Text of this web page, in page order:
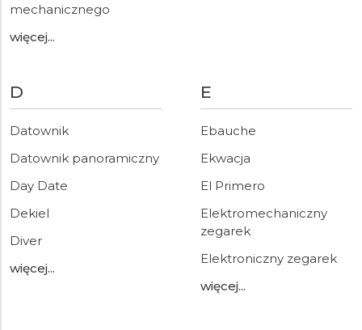
mechanicznego
więcej...
D
Datownik
Datownik panoramiczny
Day Date
Dekiel
Diver
więcej...
E
Ebauche
Ekwacja
El Primero
Elektromechaniczny
zegarek
Elektroniczny zegarek
więcej...